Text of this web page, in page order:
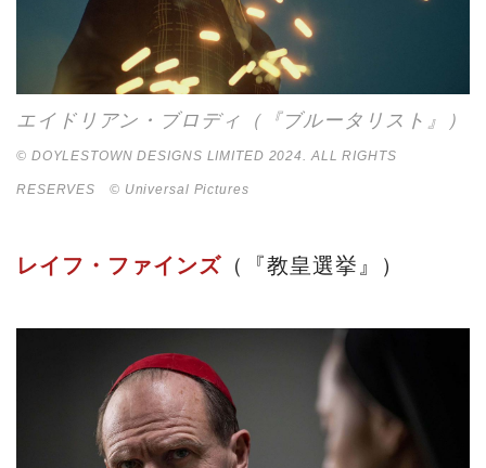
エイドリアン・ブロディ（『ブルータリスト』）
© DOYLESTOWN DESIGNS LIMITED 2024. ALL RIGHTS
RESERVES © Universal Pictures
レイフ・ファインズ（『教皇選挙』）